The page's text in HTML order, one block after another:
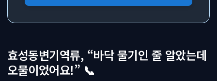
효성동변기역류, “바닥 물기인 줄 알았는데
오물이었어요!” 📞